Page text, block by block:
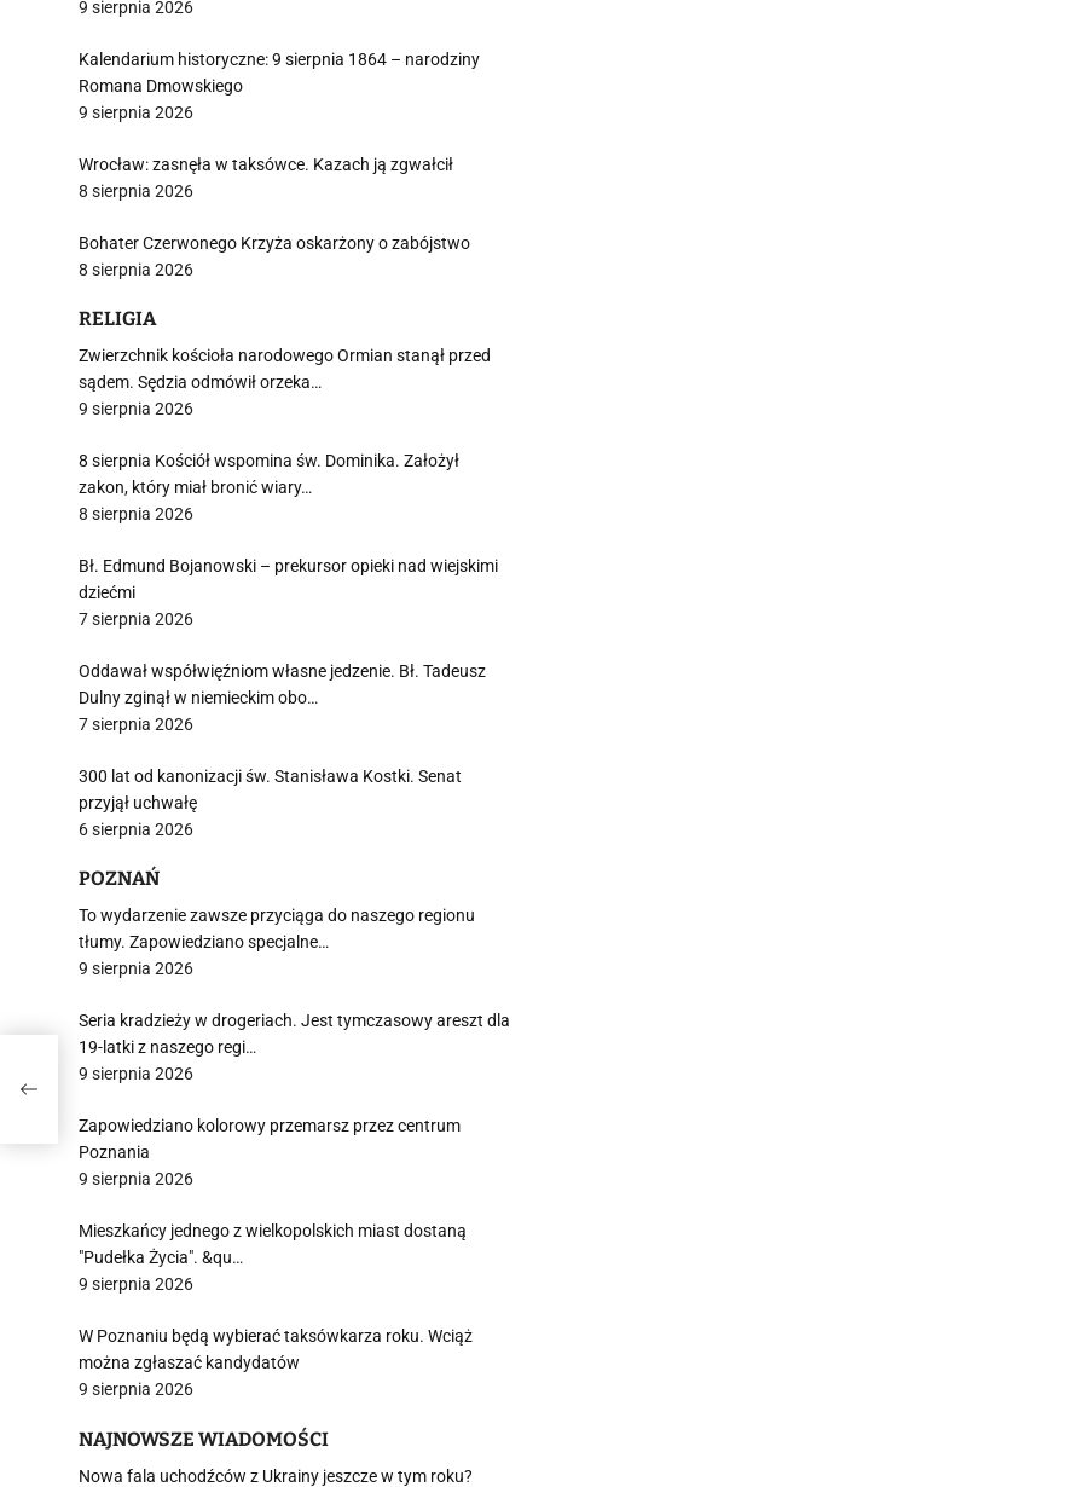
9 sierpnia 2026
Kalendarium historyczne: 9 sierpnia 1864 – narodziny
Romana Dmowskiego
9 sierpnia 2026
Wrocław: zasnęła w taksówce. Kazach ją zgwałcił
8 sierpnia 2026
Bohater Czerwonego Krzyża oskarżony o zabójstwo
8 sierpnia 2026
RELIGIA
Zwierzchnik kościoła narodowego Ormian stanął przed
sądem. Sędzia odmówił orzeka…
9 sierpnia 2026
8 sierpnia Kościół wspomina św. Dominika. Założył
zakon, który miał bronić wiary…
8 sierpnia 2026
Bł. Edmund Bojanowski – prekursor opieki nad wiejskimi
dziećmi
7 sierpnia 2026
Oddawał współwięźniom własne jedzenie. Bł. Tadeusz
Dulny zginął w niemieckim obo…
7 sierpnia 2026
300 lat od kanonizacji św. Stanisława Kostki. Senat
przyjął uchwałę
6 sierpnia 2026
POZNAŃ
To wydarzenie zawsze przyciąga do naszego regionu
tłumy. Zapowiedziano specjalne…
9 sierpnia 2026
Seria kradzieży w drogeriach. Jest tymczasowy areszt dla
19-latki z naszego regi…
9 sierpnia 2026
Zapowiedziano kolorowy przemarsz przez centrum
Poznania
9 sierpnia 2026
Mieszkańcy jednego z wielkopolskich miast dostaną
"Pudełka Życia". &qu…
9 sierpnia 2026
W Poznaniu będą wybierać taksówkarza roku. Wciąż
można zgłaszać kandydatów
9 sierpnia 2026
NAJNOWSZE WIADOMOŚCI
Nowa fala uchodźców z Ukrainy jeszcze w tym roku?